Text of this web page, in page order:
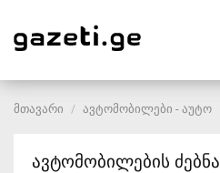
მთავარი ავტომობილები - აუტო
ავტომობილების ძებნა